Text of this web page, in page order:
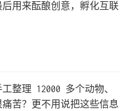
用来酝酿创意，孵化互联
整理 12000 多个动物、
苦？更不用说把这些信息